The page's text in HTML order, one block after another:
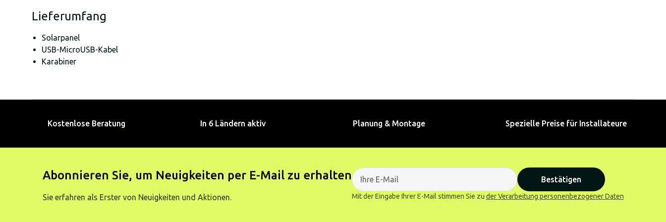
Lieferumfang
Solarpanel
USB-MicroUSB-Kabel
Karabiner
Kostenlose Beratung In 6 Ländern aktiv Planung & Montage Spezielle Preise für Installateure
Abonnieren Sie, um Neuigkeiten per E-Mail zu erhalten
Sie erfahren als Erster von Neuigkeiten und Aktionen.
Bestätigen
Mit der Eingabe Ihrer E-Mail stimmen Sie zu der Verarbeitung personenbezogener Daten